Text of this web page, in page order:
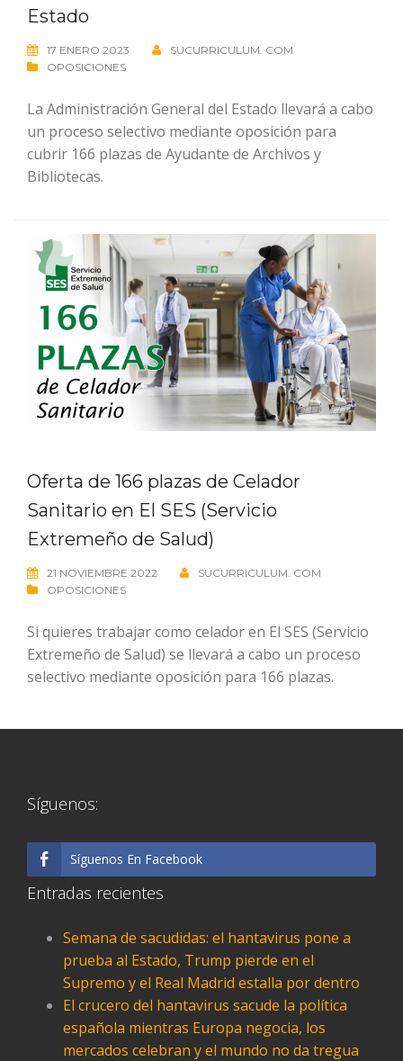
Estado
17 ENERO 2023
SUCURRICULUM. COM
OPOSICIONES
La Administración General del Estado llevará a cabo
un proceso selectivo mediante oposición para
cubrir 166 plazas de Ayudante de Archivos y
Bibliotecas.
Oferta de 166 plazas de Celador
Sanitario en El SES (Servicio
Extremeño de Salud)
21 NOVIEMBRE 2022
SUCURRICULUM. COM
OPOSICIONES
Si quieres trabajar como celador en El SES (Servicio
Extremeño de Salud) se llevará a cabo un proceso
selectivo mediante oposición para 166 plazas.
Síguenos:
Síguenos En Facebook
Entradas recientes
Semana de sacudidas: el hantavirus pone a
prueba al Estado, Trump pierde en el
Supremo y el Real Madrid estalla por dentro
El crucero del hantavirus sacude la política
española mientras Europa negocia, los
mercados celebran y el mundo no da tregua